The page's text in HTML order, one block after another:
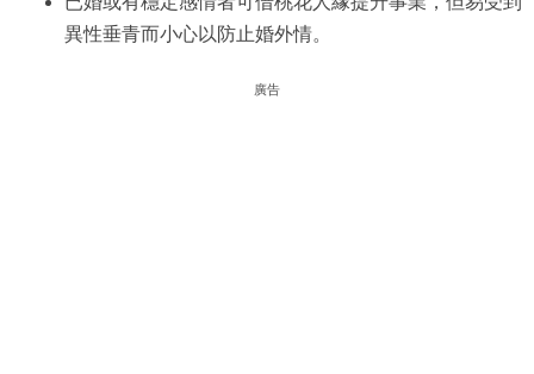
異性垂青而小心以防止婚外情。
廣告